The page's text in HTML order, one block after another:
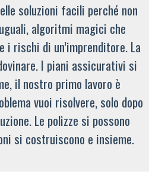
soluzioni facili perché non
algoritmi magici che
i rischi di un’imprenditore. La
I piani assicurativi si
il nostro primo lavoro è
vuoi risolvere, solo dopo
Le polizze si possono
si costruiscono e insieme.